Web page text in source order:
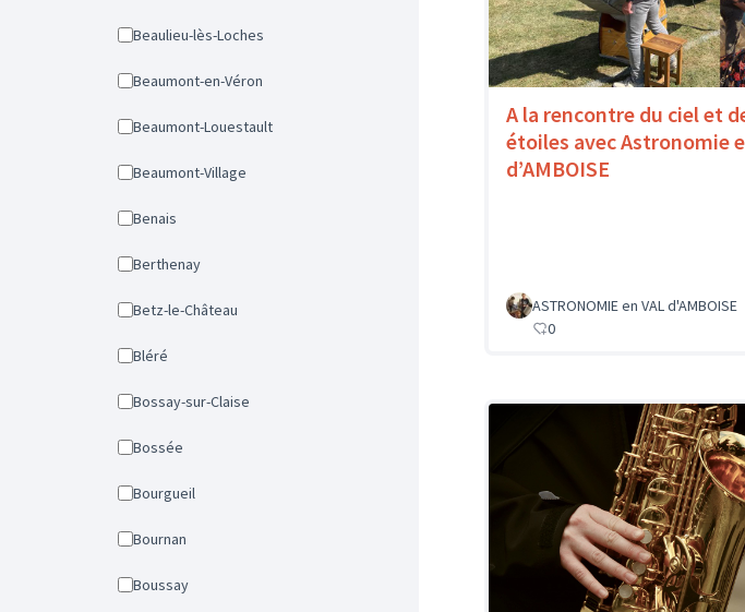
Beaulieu-lès-Loches
Beaumont-en-Véron
Beaumont-Louestault
Beaumont-Village
Benais
Berthenay
Betz-le-Château
Bléré
Bossay-sur-Claise
Bossée
Bourgueil
Bournan
Boussay
A la rencontre du ciel et
étoiles avec Astronomie
d’AMBOISE
ASTRONOMIE en VAL d'AMBOISE
0